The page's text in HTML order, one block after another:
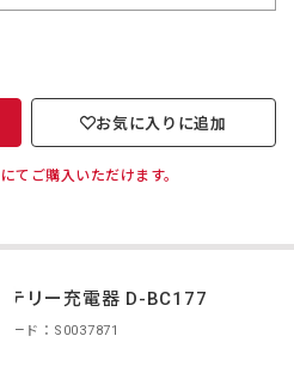
お気に入りに追加
てご購入いただけます。
テリー充電器 D-BC177
コード：S0037871